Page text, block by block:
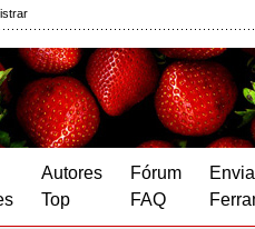
Autores
Top
Fórum
FAQ